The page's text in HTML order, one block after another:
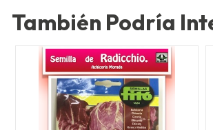
También Podría